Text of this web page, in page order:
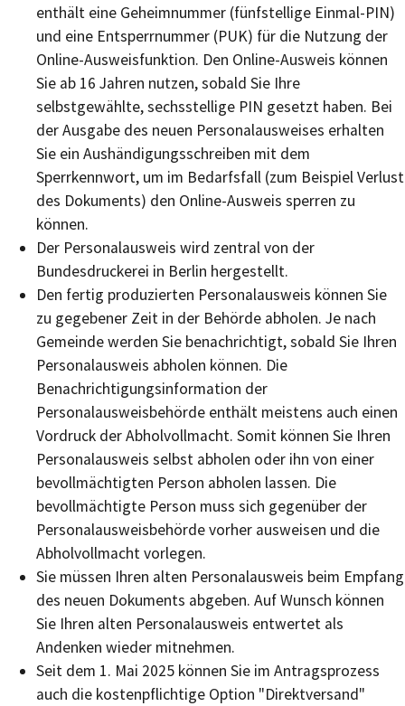
enthält eine Geheimnummer (fünfstellige Einmal-PIN)
und eine Entsperrnummer (PUK) für die Nutzung der
Online-Ausweisfunktion. Den Online-Ausweis können
Sie ab 16 Jahren nutzen, sobald Sie Ihre
selbstgewählte, sechsstellige PIN gesetzt haben. Bei
der Ausgabe des neuen Personalausweises erhalten
Sie ein Aushändigungsschreiben mit dem
Sperrkennwort, um im Bedarfsfall (zum Beispiel Verlust
des Dokuments) den Online-Ausweis sperren zu
können.
Der Personalausweis wird zentral von der
Bundesdruckerei in Berlin hergestellt.
Den fertig produzierten Personalausweis können Sie
zu gegebener Zeit in der Behörde abholen. Je nach
Gemeinde werden Sie benachrichtigt, sobald Sie Ihren
Personalausweis abholen können. Die
Benachrichtigungsinformation der
Personalausweisbehörde enthält meistens auch einen
Vordruck der Abholvollmacht. Somit können Sie Ihren
Personalausweis selbst abholen oder ihn von einer
bevollmächtigten Person abholen lassen. Die
bevollmächtigte Person muss sich gegenüber der
Personalausweisbehörde vorher ausweisen und die
Abholvollmacht vorlegen.
Sie müssen Ihren alten Personalausweis beim Empfang
des neuen Dokuments abgeben. Auf Wunsch können
Sie Ihren alten Personalausweis entwertet als
Andenken wieder mitnehmen.
Seit dem 1. Mai 2025 können Sie im Antragsprozess
auch die kostenpflichtige Option "Direktversand"